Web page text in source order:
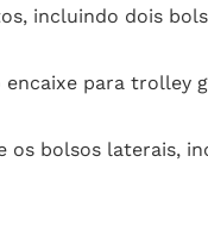
incluindo dois
encaixe para
os bolsos laterais,